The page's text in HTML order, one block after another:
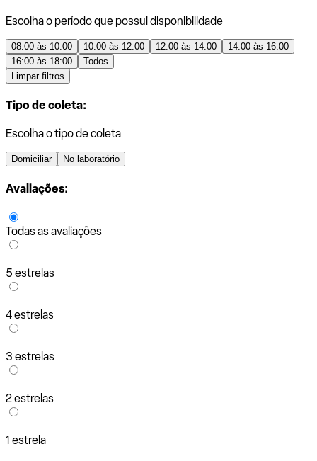
Escolha o período que possui disponibilidade
08:00 às 10:00 10:00 às 12:00 12:00 às 14:00
14:00 às 16:00
16:00 às 18:00
Todos
Limpar filtros
Tipo de coleta:
Escolha o tipo de coleta
Domiciliar No laboratório
Avaliações:
Todas as avaliações
5 estrelas
4 estrelas
3 estrelas
2 estrelas
1 estrela